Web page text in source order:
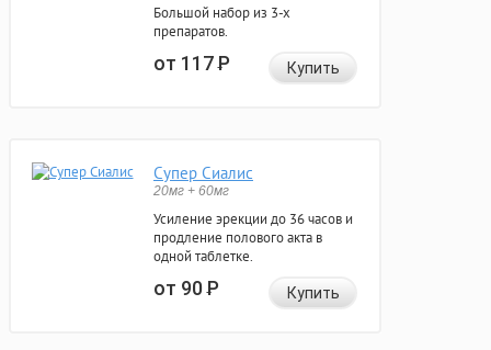
Большой набор из 3-х
препаратов.
от 117Р Купить
Супер Сиалис
20мг + 60мг
Усиление эрекции до 36 часов и
продление полового акта в
одной таблетке.
от 90Р Купить